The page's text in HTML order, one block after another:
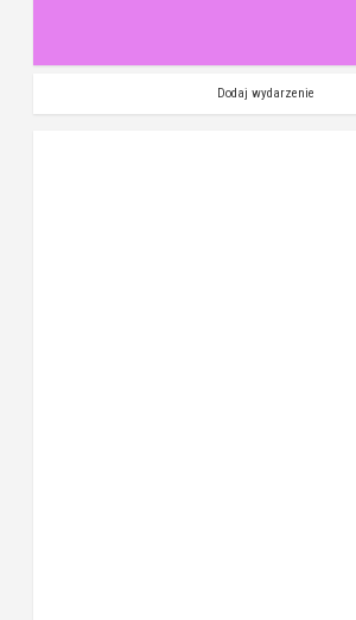
Dodaj wydarzenie